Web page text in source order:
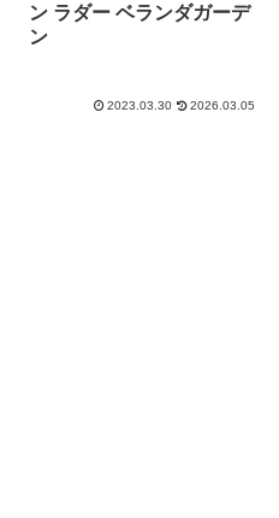
ン ラダー ベランダガーデ
ン
2023.03.30 2026.03.05